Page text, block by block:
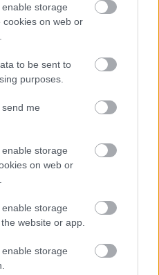
storage
cookies on web or
to be sent to
purposes.
me
storage
on web or
storage
website or app.
storage
skaidro, ar kādu
ārvalstīs saskaras
no Latvijas
un nemanot sācies
vilnis prom no
Izdevības gadījumā
skaits latviešu no
uz Latviju
Latvijas vairs nebrauc
dēļ,” norāda
Ziņot